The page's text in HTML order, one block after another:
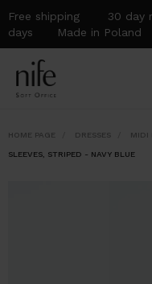
Free shipping 30 day
days Made in Poland
HOME PAGE DRESSES MIDI
SLEEVES, STRIPED - NAVY BLUE